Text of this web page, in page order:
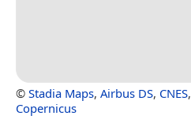
© Stadia Maps, Airbus DS, CNES,
Copernicus